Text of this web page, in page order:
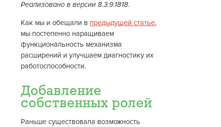
Реализовано в версии 8.3.9.1818.
Как мы и обещали в предыдущей статье,
мы постепенно наращиваем
функциональность механизма
расширений и улучшаем диагностику их
работоспособности.
Добавление
собственных ролей
Раньше существовала возможность